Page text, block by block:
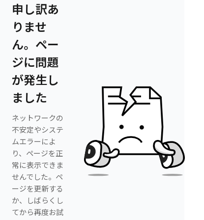
申し訳あ
りませ
ん。ペー
ジに問題
が発生し
ました
ネットワークの
不安定やシステ
ムエラーによ
り、ページを正
常に表示できま
せんでした。ペ
ージを更新する
か、しばらくし
てから再度お試